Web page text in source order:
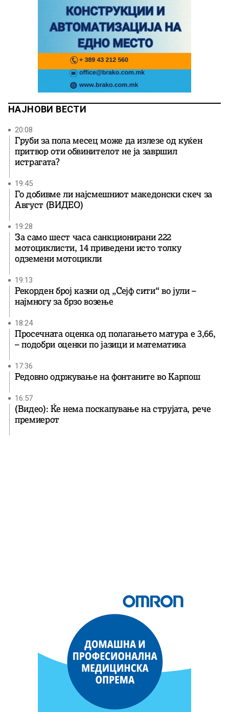
НАЈНОВИ ВЕСТИ
20:08
Груби за пола месец може да излезе од куќен
притвор оти обвинителот не ја завршил
истрагата?
19:45
Го добивме ли најсмешниот македонски скеч за
Август (ВИДЕО)
19:28
За само шест часа санкционирани 222
мотоциклисти, 14 приведени исто толку
одземени мотоцикли
19:13
Рекорден број казни од „Сејф сити“ во јули –
најмногу за брзо возење
18:24
Просечната оценка од полагањето матура е 3,66,
– подобри оценки по јазици и математика
17:36
Редовно одржување на фонтаните во Карпош
16:57
(Видео): Ќе нема поскапување на струјата, рече
премиерот